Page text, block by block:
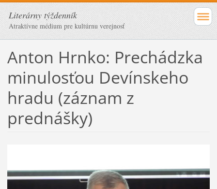
Literárny týždenník
Atraktívne médium pre kultúrnu verejnosť
Anton Hrnko: Prechádzka
minulosťou Devínskeho
hradu (záznam z
prednášky)